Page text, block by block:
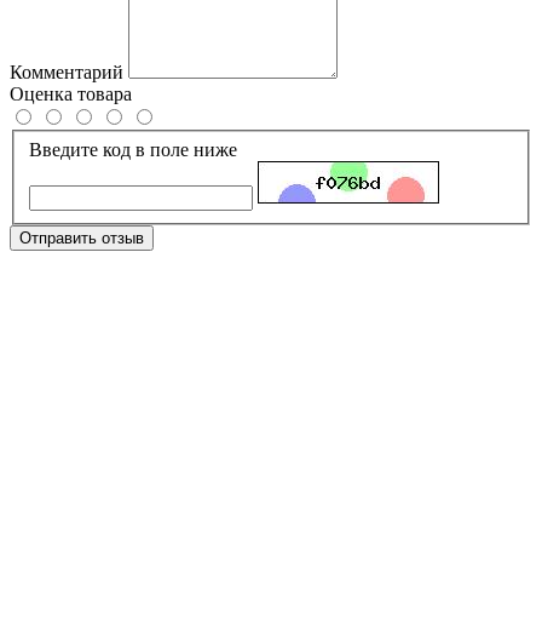
Комментарий
Оценка товара
Введите код в поле ниже
Отправить отзыв